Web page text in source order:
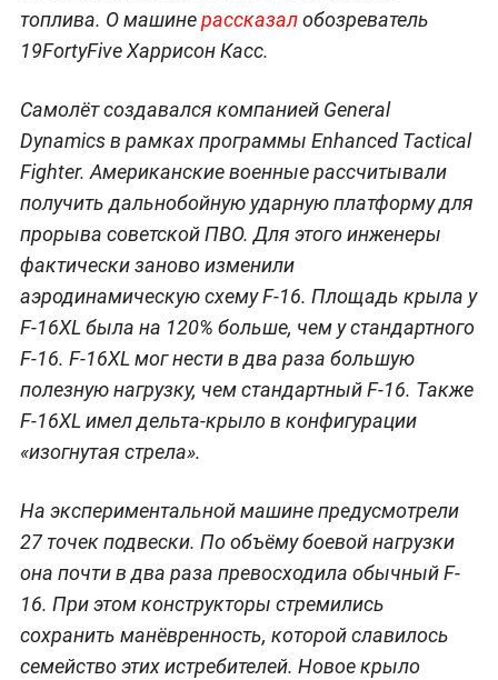
топлива. О машинерассказалобозреватель
19FortyFive Харрисон Касс.
Самолёт создавался компанией General
Dynamics в рамках программы Enhanced Tactical
Fighter. Американские военные рассчитывали
получить дальнобойную ударную платформу для
прорыва советской ПВО. Для этого инженеры
фактически заново изменили
аэродинамическую схему F-16. Площадь крыла у
F-16XL была на 120% больше, чем у стандартного
F-16. F-16XL мог нести в два раза большую
полезную нагрузку, чем стандартный F-16. Также
F-16XL имел дельта-крыло в конфигурации
«изогнутая стрела».
На экспериментальной машине предусмотрели
27 точек подвески. По объёму боевой нагрузки
она почти в два раза превосходила обычный F-
16. При этом конструкторы стремились
сохранить манёвренность, которой славилось
семейство этих истребителей. Новое крыло